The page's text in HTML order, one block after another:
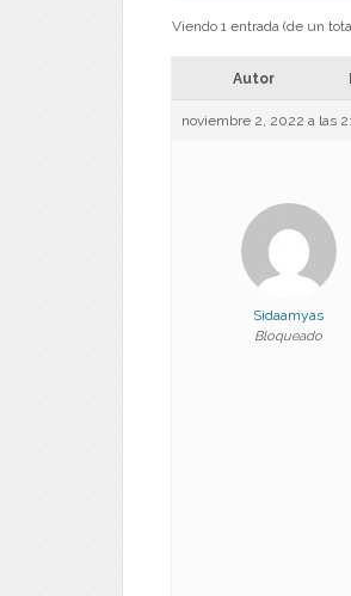
Viendo 1 entrada (de un
Autor
noviembre 2, 2022 a las
Sidaamyas
Bloqueado